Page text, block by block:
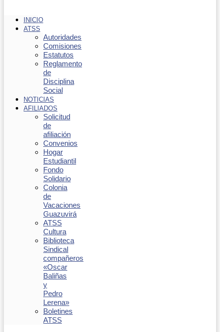
INICIO
ATSS
Autoridades
Comisiones
Estatutos
Reglamento
de
Disciplina
Social
NOTICIAS
AFILIADOS
Solicitud
de
afiliación
Convenios
Hogar
Estudiantil
Fondo
Solidario
Colonia
de
Vacaciones
Guazuvirá
ATSS
Cultura
Biblioteca
Sindical
compañeros
«Oscar
Baliñas
y
Pedro
Lerena»
Boletines
ATSS